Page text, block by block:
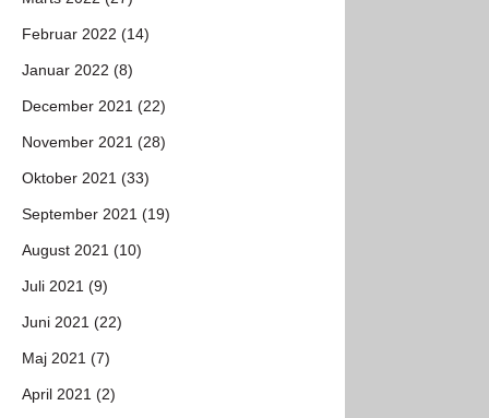
Februar 2022 (14)
Januar 2022 (8)
December 2021 (22)
November 2021 (28)
Oktober 2021 (33)
September 2021 (19)
August 2021 (10)
Juli 2021 (9)
Juni 2021 (22)
Maj 2021 (7)
April 2021 (2)